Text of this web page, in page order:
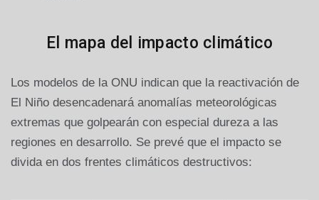
El mapa del impacto climático
Los modelos de la ONU indican que la reactivación de
El Niño desencadenará anomalías meteorológicas
extremas que golpearán con especial dureza a las
regiones en desarrollo. Se prevé que el impacto se
divida en dos frentes climáticos destructivos: